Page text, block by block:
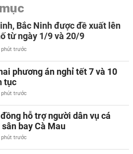
Bắc Ninh được đề xuất lên
từ ngày 1/9 và 20/9
phút trước
phương án nghỉ tết 7 và 10
tục
phút trước
hỗ trợ người dân vụ cá
bay Cà Mau
phút trước